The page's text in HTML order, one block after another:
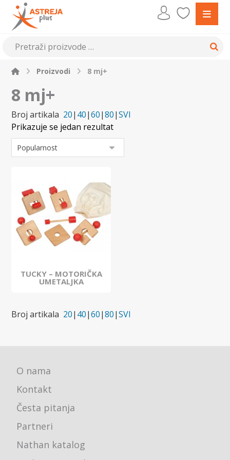
Proizvodi 8 mj+
8 mj+
Broj artikala 20| 40|60|80|SVI
Prikazuje se jedan rezultat
TUCKY – MOTORIČKA
UMETALJKA
Broj artikala 20| 40|60|80|SVI
O nama
Kontakt
Česta pitanja
Partneri
Nathan katalog